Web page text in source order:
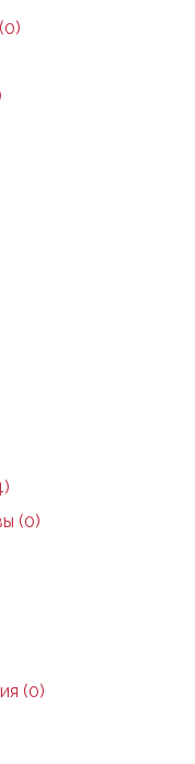
(0)
(0)